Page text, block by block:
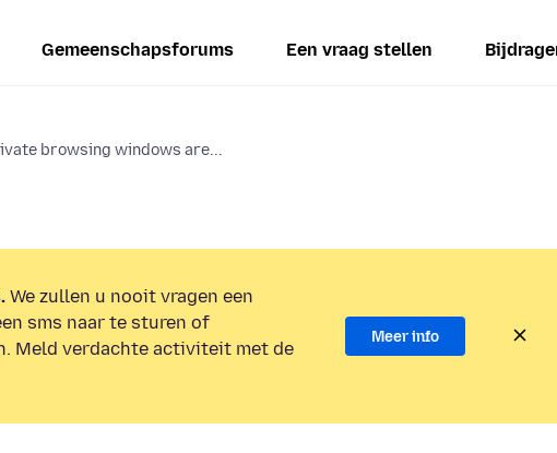
Gemeenschapsforums Een vraag stellen
browsing windows are...
We zullen u nooit vragen een
sms naar te sturen of
Meld verdachte activiteit met de
Meer info